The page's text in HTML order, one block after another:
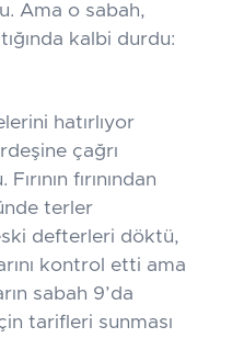
Ama o sabah,
kalbi durdu:
hatırlıyor
çağrı
fırınından
terler
defterleri döktü,
kontrol etti ama
sabah 9’da
tarifleri sunması